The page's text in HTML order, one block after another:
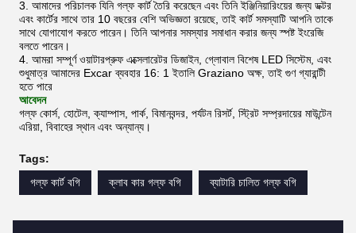
3. আমাদের পরিচালক যিনি গল্ফ কার্ট তৈরি করেছেন এবং তিনি ইঞ্জিনিয়ারিংয়ের জন্য ডক্টর
এবং কার্টের সাথে তার 10 বছরের বেশি অভিজ্ঞতা রয়েছে, তাই কার্ট সমস্যাটি আপনি তাকে
সাথে যোগাযোগ করতে পারেন। তিনি আপনার সমস্যার সমাধান করার জন্য স্পষ্ট ইংরেজি
বলতে পারেন।
4. আমরা সম্পূর্ণ ওয়াটারপ্রুফ এক্সেলারেটর ডিজাইন, গ্লোবাল বিশেষ LED সিস্টেম, এবং
শুধুমাত্র আমাদের Excar ব্যবহার 16: 1 ইতালি Graziano অক্ষ, তাই গুণ গ্যারান্টী
হতে পারে
আবেদন
গল্ফ কোর্স, হোটেল, ক্যাম্পাস, পার্ক, বিমানবন্দর, পর্যটন রিসর্ট, স্ট্রিট সম্প্রদায়ের মাউন্টেন
এরিয়া, বিবাহের স্থান এবং অন্যান্য।
Tags:
গল্ফ কার্ট বগি
ক্লাব কার গল্ফ বগি ব্যাটারি চালিত গল্ফ বগি